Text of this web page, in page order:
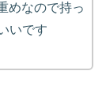
めなので持っ
いです